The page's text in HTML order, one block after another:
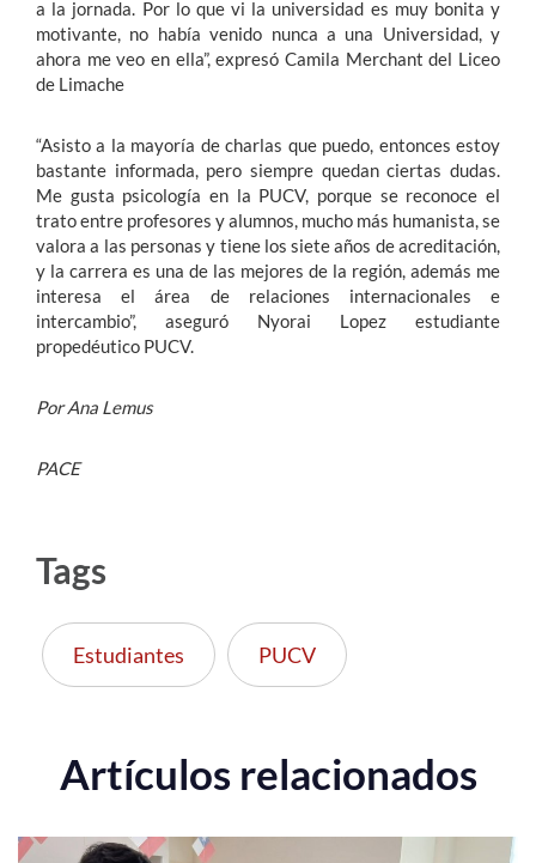
a la jornada. Por lo que vi la universidad es muy bonita y
motivante, no había venido nunca a una Universidad, y
ahora me veo en ella”, expresó Camila Merchant del Liceo
de Limache
“Asisto a la mayoría de charlas que puedo, entonces estoy
bastante informada, pero siempre quedan ciertas dudas.
Me gusta psicología en la PUCV, porque se reconoce el
trato entre profesores y alumnos, mucho más humanista, se
valora a las personas y tiene los siete años de acreditación,
y la carrera es una de las mejores de la región, además me
interesa el área de relaciones internacionales e
intercambio”, aseguró Nyorai Lopez estudiante
propedéutico PUCV.
Por Ana Lemus
PACE
Tags
Estudiantes PUCV
Artículos relacionados